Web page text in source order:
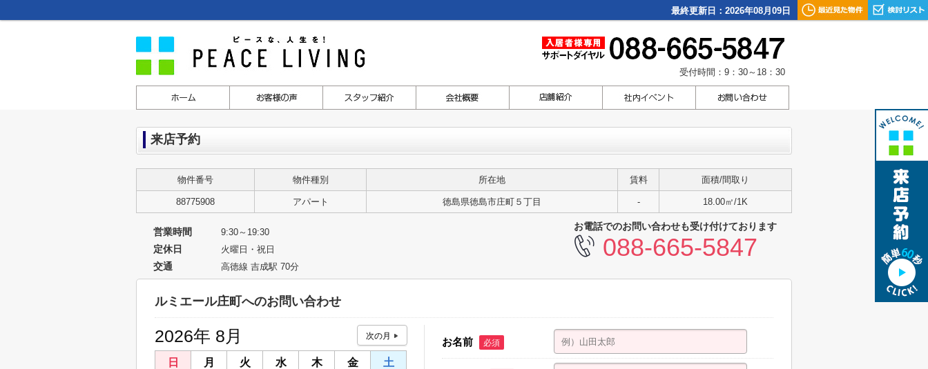
最終更新日：2026年08月09日
受付時間：9：30～18：30
来店予約
物件番号 物件種別 所在地 賃料 面積/間取り
88775908 アパート 徳島県徳島市庄町５丁目 - 18.00㎡/1K
営業時間 9:30～19:30
定休日 火曜日・祝日
交通 高徳線 吉成駅 70分
お電話でのお問い合わせも受け付けております
088-665-5847
ルミエール庄町へのお問い合わせ
2026年 8月
日 月 火 水 木 金
土
お名前 必須